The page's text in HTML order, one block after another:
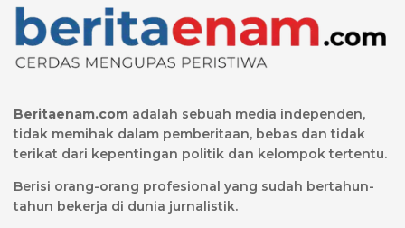
Beritaenam.com adalah sebuah media independen,
tidak memihak dalam pemberitaan, bebas dan tidak
terikat dari kepentingan politik dan kelompok tertentu.
Berisi orang-orang profesional yang sudah bertahun-
tahun bekerja di dunia jurnalistik.